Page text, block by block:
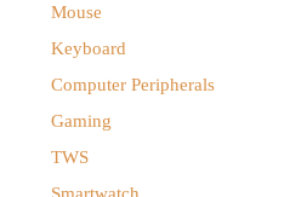
Mouse
Keyboard
Computer Peripherals
Gaming
TWS